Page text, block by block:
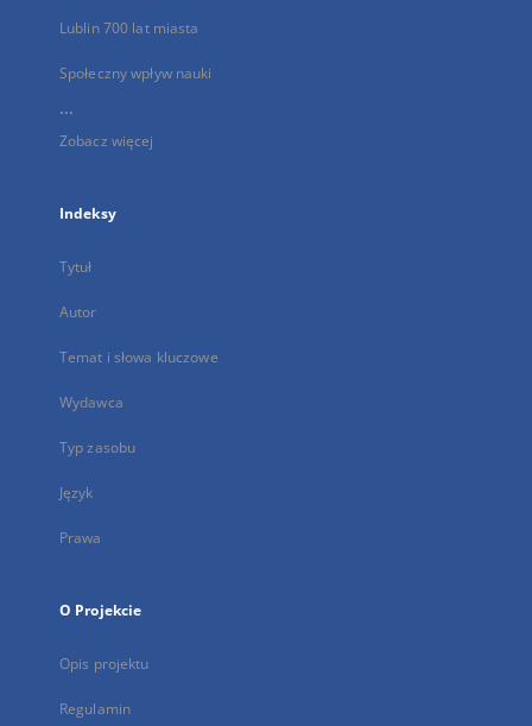
Lublin 700 lat miasta
Społeczny wpływ nauki
...
Zobacz więcej
Indeksy
Tytuł
Autor
Temat i słowa kluczowe
Wydawca
Typ zasobu
Język
Prawa
O Projekcie
Opis projektu
Regulamin